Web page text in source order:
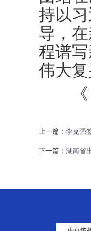
持以
导，
程谱
伟大
《 人
上一篇： 李克强
下一篇： 湖南省